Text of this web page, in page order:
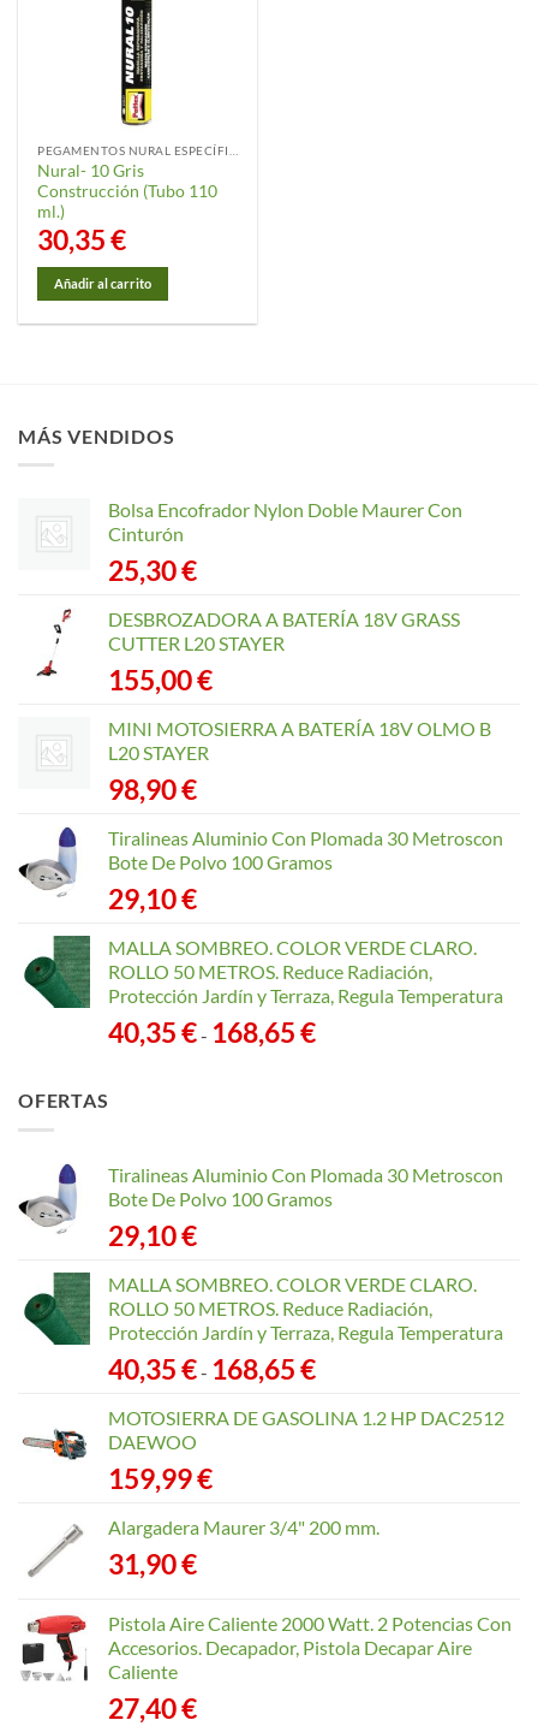
Nural- 10 Gris
Construcción (Tubo 110
ml.)
30,35€
Añadir al carrito
MÁS VENDIDOS
Bolsa Encofrador Nylon Doble Maurer Con
Cinturón
25,30€
DESBROZADORA A BATERÍA 18V GRASS
CUTTER L20 STAYER
155,00€
MINI MOTOSIERRA A BATERÍA 18V OLMO B
L20 STAYER
98,90€
Tiralineas Aluminio Con Plomada 30 Metroscon
Bote De Polvo 100 Gramos
29,10€
MALLA SOMBREO. COLOR VERDE CLARO.
ROLLO 50 METROS. Reduce Radiación,
Protección Jardín y Terraza, Regula Temperatura
40,35€- 168,65€Rango
168,65 €
OFERTAS
Tiralineas Aluminio Con Plomada 30 Metroscon
Bote De Polvo 100 Gramos
29,10€
MALLA SOMBREO. COLOR VERDE CLARO.
ROLLO 50 METROS. Reduce Radiación,
Protección Jardín y Terraza, Regula Temperatura
40,35€- 168,65€Rango
precios:
MOTOSIERRA DE GASOLINA 1.2 HP DAC2512
DAEWOO
159,99€
Alargadera Maurer 3/4" 200 mm.
31,90€
Pistola Aire Caliente 2000 Watt. 2 Potencias Con
Accesorios. Decapador, Pistola Decapar Aire
Caliente
27,40€